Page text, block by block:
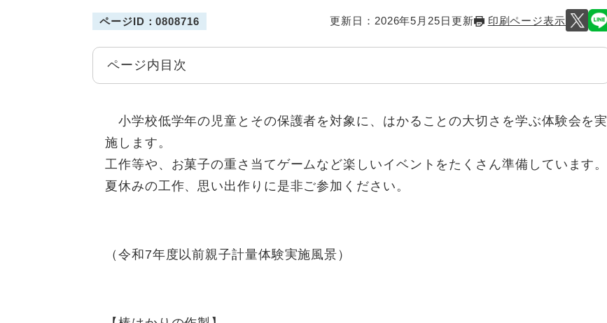
ページID：0808716 更新日：2026年5月25日更新 印刷ページ表示
ページ内目次
小学校低学年の児童とその保護者を対象に、はかることの大切さを学ぶ体験会を実
施します。
工作等や、お菓子の重さ当てゲームなど楽しいイベントをたくさん準備しています。
夏休みの工作、思い出作りに是非ご参加ください。
（令和7年度以前親子計量体験実施風景）